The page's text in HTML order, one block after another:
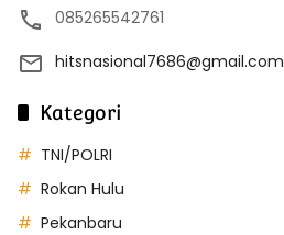
085265542761
hitsnasional7686@gmail.com
Kategori
TNI/POLRI
Rokan Hulu
Pekanbaru